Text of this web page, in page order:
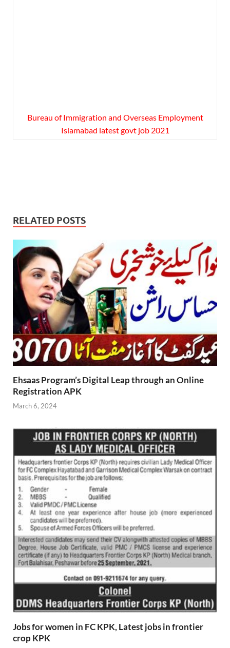
Bureau of Immigration and Overseas Employment
Islamabad latest govt job 2021
RELATED POSTS
Ehsaas Program’s Digital Leap through an Online
Registration APK
March 6, 2024
Jobs for women in FC KPK, Latest jobs in frontier
crop KPK